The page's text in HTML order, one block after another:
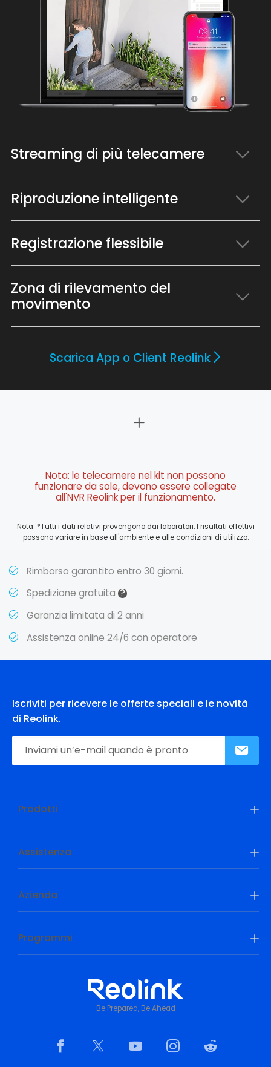
Streaming di più telecamere
Riproduzione intelligente
Registrazione flessibile
Zona di rilevamento del
movimento
Scarica App o Client Reolink
Nota: le telecamere nel kit non possono
funzionare da sole, devono essere collegate
all'NVR Reolink per il funzionamento.
Nota: *Tutti i dati relativi provengono dai laboratori. I risultati effettivi
possono variare in base all'ambiente e alle condizioni di utilizzo.
Rimborso garantito entro 30 giorni.
Spedizione gratuita?
Garanzia limitata di 2 anni
Assistenza online 24/6 con operatore
Iscriviti per ricevere le offerte speciali e le novità
di Reolink.
Prodotti
Assistenza
Azienda
Programmi
Be Prepared, Be Ahead